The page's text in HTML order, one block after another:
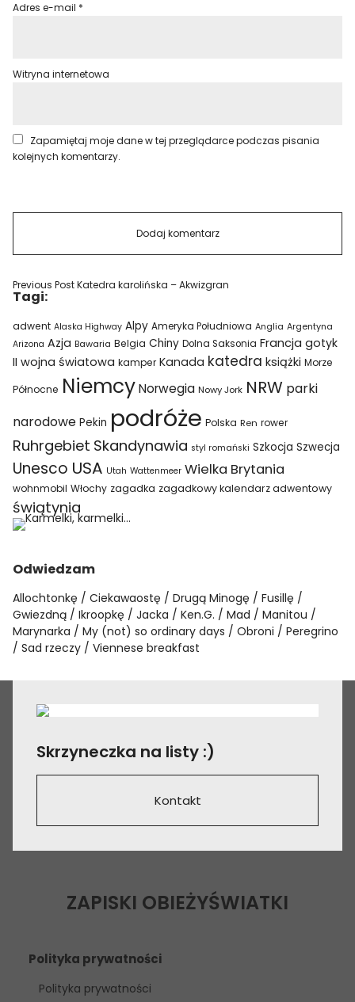
Adres e-mail *
Witryna internetowa
Zapamiętaj moje dane w tej przeglądarce podczas pisania
kolejnych komentarzy.
Previous PostKatedra karolińska – Akwizgran
Tagi:
adwent Alaska Highway Alpy Ameryka Południowa Anglia Argentyna
Arizona Azja Bawaria Belgia Chiny Dolna Saksonia Francja gotyk
II wojna światowa kamper Kanada katedra książki Morze
Północne Niemcy Norwegia Nowy Jork NRW parki
narodowe Pekin podróże Polska Ren rower
Ruhrgebiet Skandynawia styl romański Szkocja Szwecja
Unesco USA Utah Wattenmeer Wielka Brytania
wohnmobil Włochy zagadka zagadkowy kalendarz adwentowy
świątynia
Odwiedzam
Allochtonkę Ciekawaostę Drugą Minogę
Fusillę
Gwiezdną
Ikroopkę Jacka Ken.G. Mad
Manitou
Marynarka
My (not) so ordinary days Obroni
Peregrino
Sad rzeczy
Viennese breakfast
Skrzyneczka na listy :)
Kontakt
ZAPISKI OBIEŻYŚWIATKI
Polityka prywatności
Polityka prywatności